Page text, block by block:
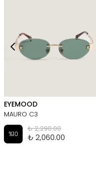
EYEMOOD
MAURO C3
%10
₺ 2,290.00
₺ 2,060.00